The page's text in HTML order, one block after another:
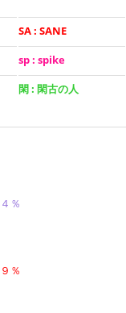
SA : SANE
sp : spike
閑 : 閑古の人
％
％